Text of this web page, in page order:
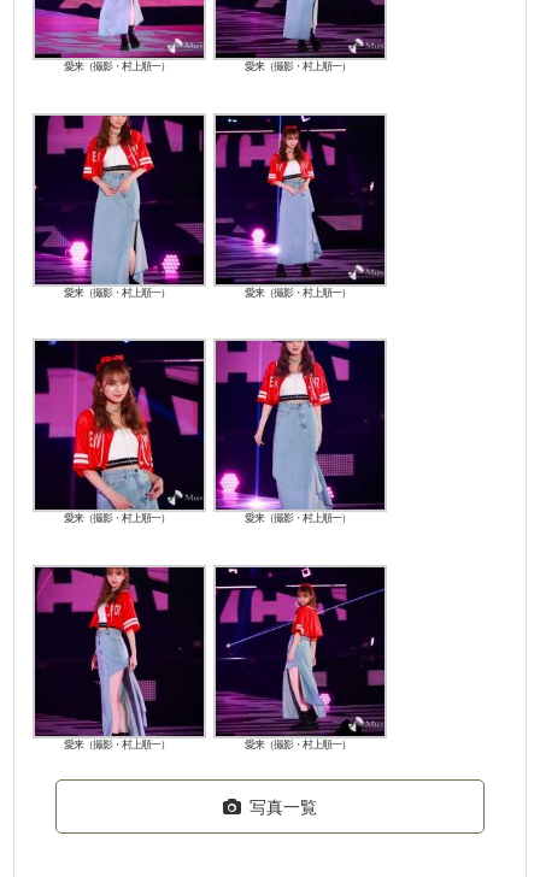
愛来（撮影・村上順一） 愛来（撮影・村上順一）
愛来（撮影・村上順一） 愛来（撮影・村上順一）
愛来（撮影・村上順一） 愛来（撮影・村上順一）
愛来（撮影・村上順一） 愛来（撮影・村上順一）
写真一覧